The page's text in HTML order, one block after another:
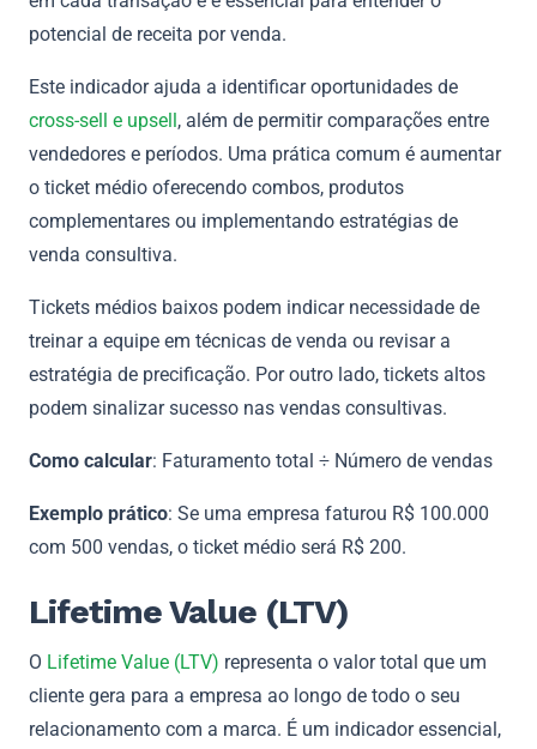
potencial de receita por venda.
Este indicador ajuda a identificar oportunidades de
cross-sell e upsell, além de permitir comparações entre
vendedores e períodos. Uma prática comum é aumentar
o ticket médio oferecendo combos, produtos
complementares ou implementando estratégias de
venda consultiva.
Tickets médios baixos podem indicar necessidade de
treinar a equipe em técnicas de venda ou revisar a
estratégia de precificação. Por outro lado, tickets altos
podem sinalizar sucesso nas vendas consultivas.
Como calcular: Faturamento total ÷ Número de vendas
Exemplo prático: Se uma empresa faturou R$ 100.000
com 500 vendas, o ticket médio será R$ 200.
Lifetime Value (LTV)
O Lifetime Value (LTV) representa o valor total que um
cliente gera para a empresa ao longo de todo o seu
relacionamento com a marca. É um indicador essencial,